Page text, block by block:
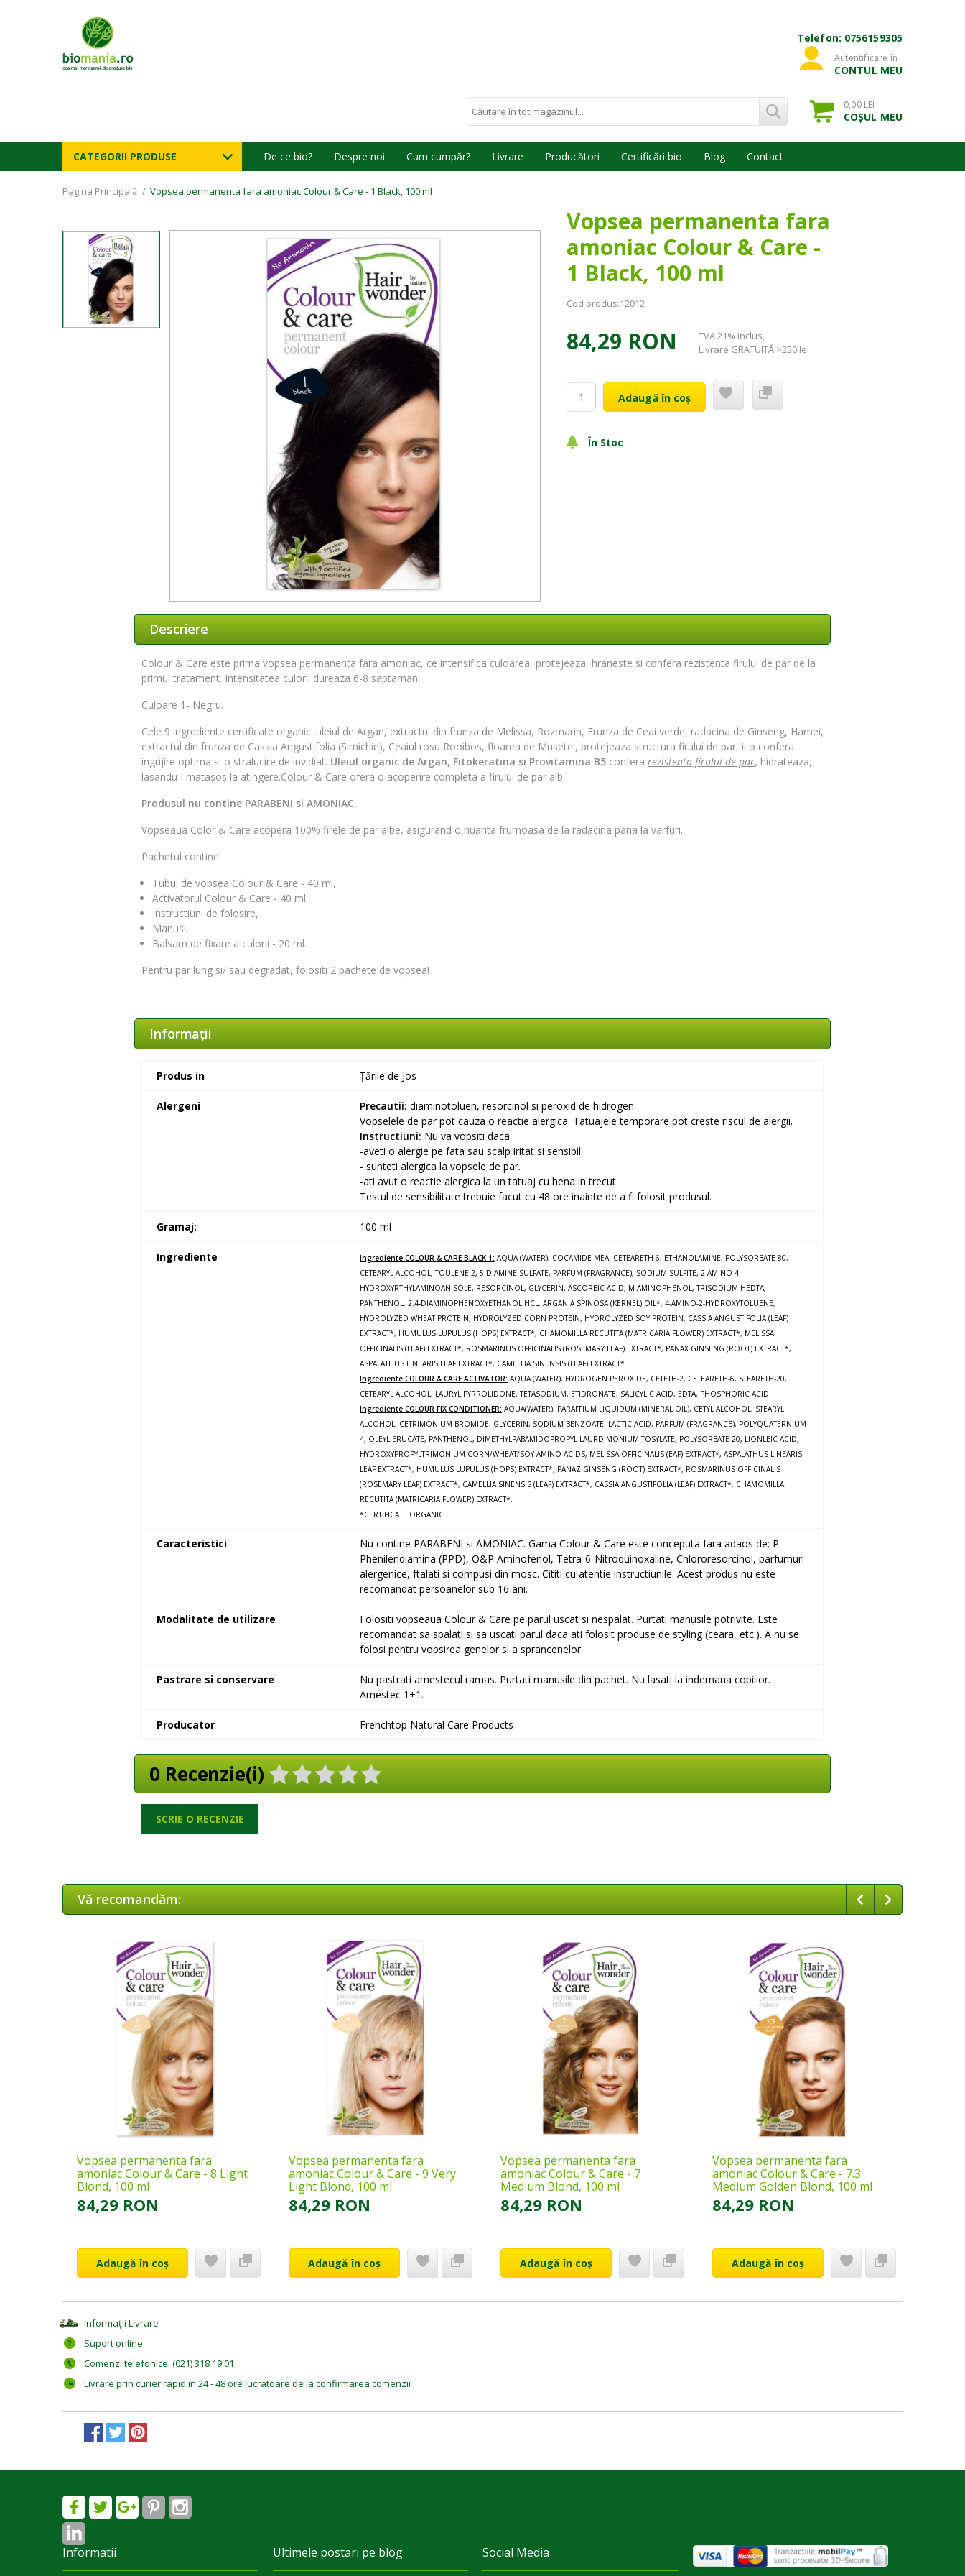
Telefon: 0756159305
Autentificare în
CONTUL MEU
0,00 LEI
COȘUL MEU
CATEGORII PRODUSE De ce bio? Despre noi Cum cumpăr? Livrare Producători Certificări bio Blog Contact
Pagina Principală / Vopsea permanenta fara amoniac Colour & Care - 1 Black, 100 ml
Vopsea permanenta fara
amoniac Colour & Care -
1 Black, 100 ml
Cod produs:12012
84,29 RON TVA 21% inclus,
Livrare GRATUITĂ >250 lei
Adaugă în coș
În Stoc
Descriere
Colour & Care este prima vopsea permanenta fara amoniac, ce intensifica culoarea, protejeaza, hraneste si confera rezistenta firului de par de la
primul tratament. Intensitatea culorii dureaza 6-8 saptamani.
Culoare 1- Negru.
Cele 9 ingrediente certificate organic: uleiul de Argan, extractul din frunza de Melissa, Rozmarin, Frunza de Ceai verde, radacina de Ginseng, Hamei,
extractul din frunza de Cassia Angustifolia (Simichie), Ceaiul rosu Rooibos, floarea de Musetel, protejeaza structura firului de par, ii o confera
ingrijire optima si o stralucire de invidiat. Uleiul organic de Argan, Fitokeratina si Provitamina B5 confera rezistenta firului de par, hidrateaza,
lasandu-l matasos la atingere.Colour & Care ofera o acoperire completa a firului de par alb.
Produsul nu contine PARABENI si AMONIAC.
Vopseaua Color & Care acopera 100% firele de par albe, asigurand o nuanta frumoasa de la radacina pana la varfuri.
Pachetul contine:
Tubul de vopsea Colour & Care - 40 ml,
Activatorul Colour & Care - 40 ml,
Instructiuni de folosire,
Manusi,
Balsam de fixare a culorii - 20 ml.
Pentru par lung si/ sau degradat, folositi 2 pachete de vopsea!
Informaţii
Produs in Țările de Jos
Alergeni Precautii: diaminotoluen, resorcinol si peroxid de hidrogen.
Vopselele de par pot cauza o reactie alergica. Tatuajele temporare pot creste riscul de alergii.
Instructiuni: Nu va vopsiti daca:
-aveti o alergie pe fata sau scalp iritat si sensibil.
- sunteti alergica la vopsele de par.
-ati avut o reactie alergica la un tatuaj cu hena in trecut.
Testul de sensibilitate trebuie facut cu 48 ore inainte de a fi folosit produsul.
Gramaj: 100 ml
Ingrediente Ingrediente COLOUR & CARE BLACK 1: AQUA (WATER), COCAMIDE MEA, CETEARETH-6, ETHANOLAMINE, POLYSORBATE 80,
CETEARYL ALCOHOL, TOULENE-2, 5-DIAMINE SULFATE, PARFUM (FRAGRANCE), SODIUM SULFITE, 2-AMINO-4-
HYDROXYRTHYLAMINOANISOLE, RESORCINOL, GLYCERIN, ASCORBIC ACID, M-AMINOPHENOL, TRISODIUM HEDTA,
PANTHENOL, 2.4-DIAMINOPHENOXYETHANOL HCL, ARGANIA SPINOSA (KERNEL) OIL*, 4-AMINO-2-HYDROXYTOLUENE,
HYDROLYZED WHEAT PROTEIN, HYDROLYZED CORN PROTEIN, HYDROLYZED SOY PROTEIN, CASSIA ANGUSTIFOLIA (LEAF)
EXTRACT*, HUMULUS LUPULUS (HOPS) EXTRACT*, CHAMOMILLA RECUTITA (MATRICARIA FLOWER) EXTRACT*, MELISSA
OFFICINALIS (LEAF) EXTRACT*, ROSMARINUS OFFICINALIS (ROSEMARY LEAF) EXTRACT*, PANAX GINSENG (ROOT) EXTRACT*,
ASPALATHUS LINEARIS LEAF EXTRACT*, CAMELLIA SINENSIS (LEAF) EXTRACT*.
Ingrediente COLOUR & CARE ACTIVATOR: AQUA (WATER), HYDROGEN PEROXIDE, CETETH-2, CETEARETH-6, STEARETH-20,
CETEARYL ALCOHOL, LAURYL PYRROLIDONE, TETASODIUM, ETIDRONATE, SALICYLIC ACID, EDTA, PHOSPHORIC ACID.
Ingrediente COLOUR FIX CONDITIONER: AQUA(WATER), PARAFFIUM LIQUIDUM (MINERAL OIL), CETYL ALCOHOL, STEARYL
ALCOHOL, CETRIMONIUM BROMIDE, GLYCERIN, SODIUM BENZOATE, LACTIC ACID, PARFUM (FRAGRANCE), POLYQUATERNIUM-
4, OLEYL ERUCATE, PANTHENOL, DIMETHYLPABAMIDOPROPYL LAURDIMONIUM TOSYLATE, POLYSORBATE 20, LIONLEIC ACID,
HYDROXYPROPYLTRIMONIUM CORN/WHEAT/SOY AMINO ACIDS, MELISSA OFFICINALIS (EAF) EXTRACT*, ASPALATHUS LINEARIS
LEAF EXTRACT*, HUMULUS LUPULUS (HOPS) EXTRACT*, PANAZ GINSENG (ROOT) EXTRACT*, ROSMARINUS OFFICINALIS
(ROSEMARY LEAF) EXTRACT*, CAMELLIA SINENSIS (LEAF) EXTRACT*, CASSIA ANGUSTIFOLIA (LEAF) EXTRACT*, CHAMOMILLA
RECUTITA (MATRICARIA FLOWER) EXTRACT*.
*CERTIFICATE ORGANIC
Caracteristici
Nu contine PARABENI si AMONIAC. Gama Colour & Care este conceputa fara adaos de: P-
Phenilendiamina (PPD), O&P Aminofenol, Tetra-6-Nitroquinoxaline, Chlororesorcinol, parfumuri
alergenice, ftalati si compusi din mosc. Cititi cu atentie instructiunile. Acest produs nu este
recomandat persoanelor sub 16 ani.
Modalitate de utilizare
Folositi vopseaua Colour & Care pe parul uscat si nespalat. Purtati manusile potrivite. Este
recomandat sa spalati si sa uscati parul daca ati folosit produse de styling (ceara, etc.). A nu se
folosi pentru vopsirea genelor si a sprancenelor.
Pastrare si conservare
Nu pastrati amestecul ramas. Purtati manusile din pachet. Nu lasati la indemana copiilor.
Amestec 1+1.
Producator Frenchtop Natural Care Products
0 Recenzie(i)
SCRIE O RECENZIE
Vă recomandăm:
Vopsea permanenta fara
amoniac Colour & Care - 8 Light
Blond, 100 ml
84,29 RON
Adaugă în coș
Vopsea permanenta fara
amoniac Colour & Care - 9 Very
Light Blond, 100 ml
84,29 RON
Adaugă în coș
Vopsea permanenta fara
amoniac Colour & Care - 7
Medium Blond, 100 ml
84,29 RON
Adaugă în coș
Vopsea permanenta fara
amoniac Colour & Care - 7.3
Medium Golden Blond, 100 ml
84,29 RON
Adaugă în coș
Informații Livrare
Suport online
Comenzi telefonice: (021) 318 19 01
Livrare prin curier rapid in 24 - 48 ore lucratoare de la confirmarea comenzii
Informatii Ultimele postari pe blog Social Media